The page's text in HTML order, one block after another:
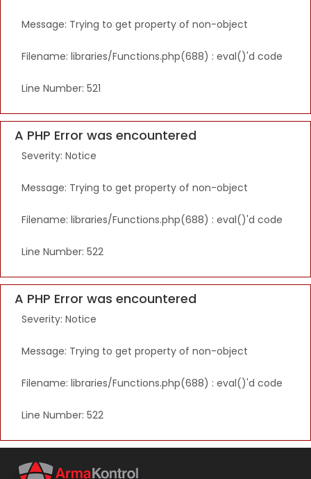
Message: Trying to get property of non-object
Filename: libraries/Functions.php(688) : eval()'d code
Line Number: 521
A PHP Error was encountered
Severity: Notice
Message: Trying to get property of non-object
Filename: libraries/Functions.php(688) : eval()'d code
Line Number: 522
A PHP Error was encountered
Severity: Notice
Message: Trying to get property of non-object
Filename: libraries/Functions.php(688) : eval()'d code
Line Number: 522